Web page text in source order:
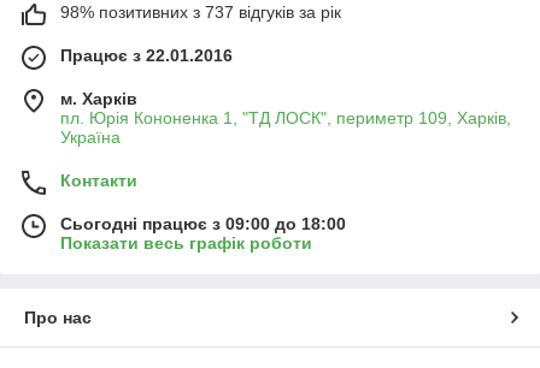
98% позитивних з 737 відгуків за рік
Працює з 22.01.2016
м. Харків
пл. Юрія Кононенка 1, "ТД ЛОСК", периметр 109, Харків,
Україна
Контакти
Сьогодні працює з 09:00 до 18:00
Показати весь графік роботи
Про нас